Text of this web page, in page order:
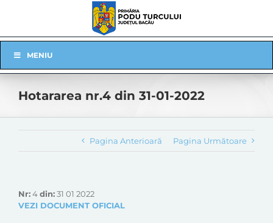
Navigation
MENIU
Hotararea nr.4 din 31-01-2022
Pagina Anterioară Pagina Următoare
Nr:4din:31 01 2022
VEZI DOCUMENT OFICIAL